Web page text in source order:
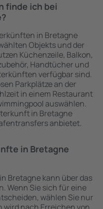
finde ich bei
in Bretagne
Objekts und der
Küchenzeile, Balkon,
Handtücher und
verfügbar sind.
Parkplätze an der
in einem Restaurant
auswählen.
in Bretagne
anbietet.
in Bretagne
Bretagne kann über das
Wenn Sie sich für eine
wählen Sie nur